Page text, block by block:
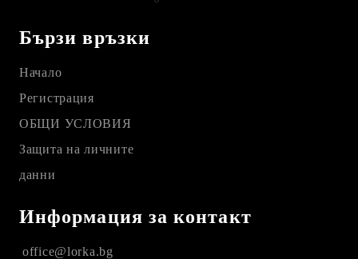
Бързи връзки
Начало
Регистрация
ОБЩИ УСЛОВИЯ
Защита на личните
данни
Информация за контакт
office@lorka.bg